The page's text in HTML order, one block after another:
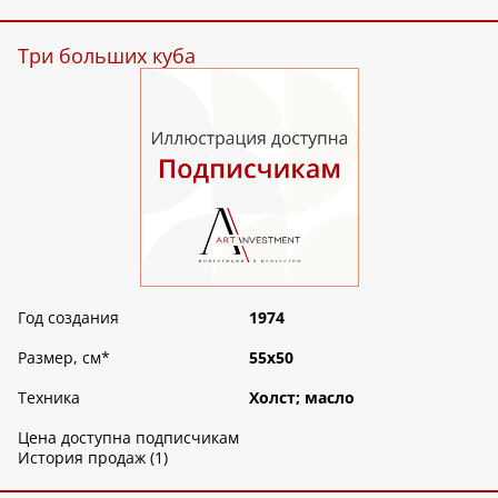
Три больших куба
Год создания
1974
Размер, см*
55х50
Техника
Холст; масло
Цена доступна подписчикам
История продаж (1)